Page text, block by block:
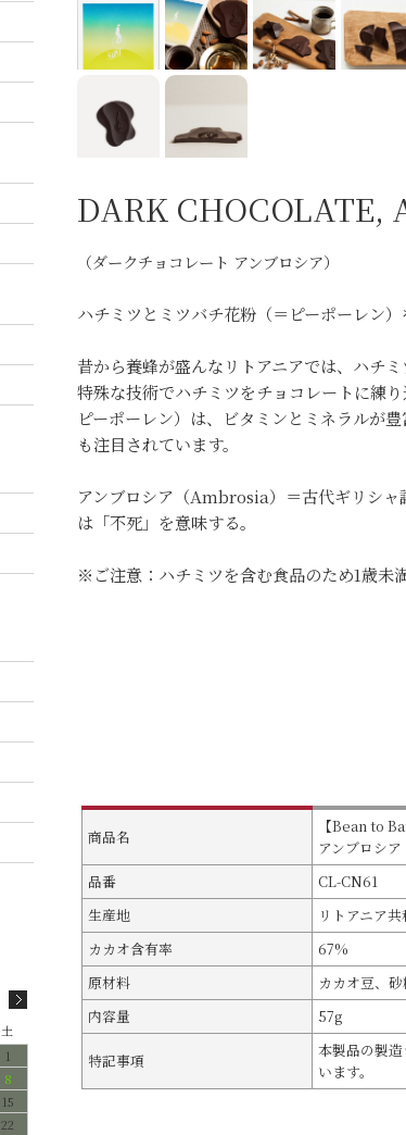
DARK CHOCOLATE,
（ダークチョコレート アンブロシア）
ハチミツとミツバチ花粉（＝ピーポーレン）
昔から養蜂が盛んなリトアニアでは、ハチミ
特殊な技術でハチミツをチョコレートに練
ピーポーレン）は、ビタミンとミネラルが
も注目されています。
アンブロシア（Ambrosia）＝古代ギリシ
は「不死」を意味する。
※ご注意：ハチミツを含む食品のため1歳未
商品名
【Bean to
アンブロシア
品番
CL-CN61
生産地
リトアニア共
カカオ含有率
67%
原材料
カカオ豆、
内容量
57g
特記事項
本製品の製
います。
土
1
8
15
22